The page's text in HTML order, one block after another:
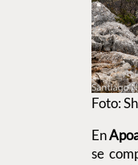
Foto:
En
se